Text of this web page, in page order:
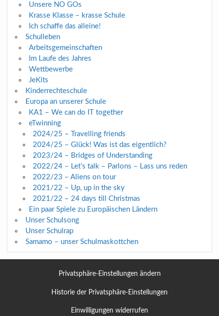
Unsere NO GOs
Krasse Klasse – krasse Schule
Ich schaffe das alleine!
Schulleben
Arbeitsgemeinschaften
Im Laufe des Jahres
Wettbewerbe
JeKits
Kinderrechteschule
Europa an unserer Schule
KA1 – We can do IT together
eTwinning
2024/25 – Travelling friends
2024/25 – Glück! Was ist das eigentlich?
2023/24 – Bridges of Understanding
2022/24 – Let’s talk – Parlons – Lass uns reden
2022/23 – Aliens on tour
2021/22 – Up, up in the sky
2021/22 – 24 days till Christmas
Ein paar Spiele zu Europäischen Ländern
Unser Schulsong
Unser Schulrap
Samamo – unser Schulmaskottchen
Privatsphäre-Einstellungen ändern
Historie der Privatsphäre-Einstellungen
Einwilligungen widerrufen